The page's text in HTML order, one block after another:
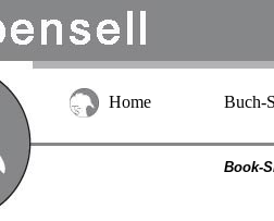
Home Buch-
Book-